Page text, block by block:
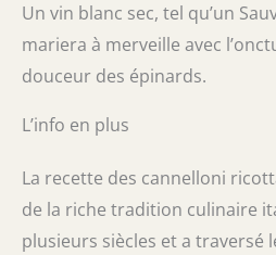
Un vin blanc sec, tel qu’un
mariera à merveille avec
douceur des épinards.
L’info en plus
La recette des cannelloni
de la riche tradition culinaire
plusieurs siècles et a traversé